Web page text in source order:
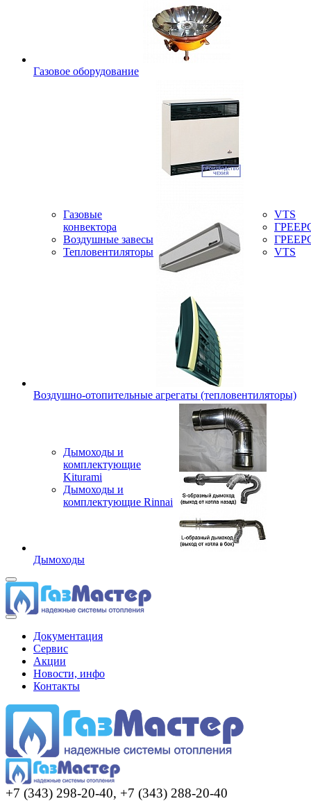
Газовое оборудование
Газовые
конвектора
Воздушные завесы
Тепловентиляторы
VTS
VTS
Воздушно-отопительные агрегаты (тепловентиляторы)
Дымоходы и
комплектующие
Kiturami
Дымоходы и
комплектующие Rinnai
Дымоходы
Документация
Сервис
Акции
Новости, инфо
Контакты
+7 (343) 298-20-40, +7 (343) 288-20-40